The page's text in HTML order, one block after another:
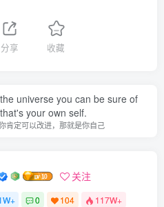
分享 收藏
universe you can be sure of
your own self.
肯定可以改进，那就是你自己
关注
0 104 117W+